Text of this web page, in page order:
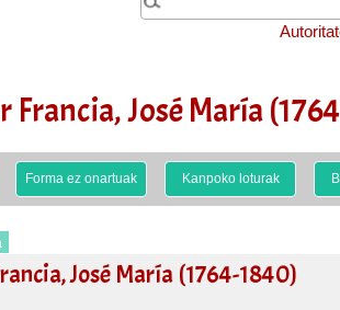
Francia, José María
Forma ez onartuak Kanpoko loturak
José María (1764-1840)